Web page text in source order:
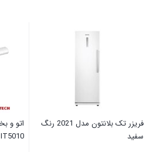
فریزر تک بلانتون مدل 2021 رنگ
سفید
IT5010